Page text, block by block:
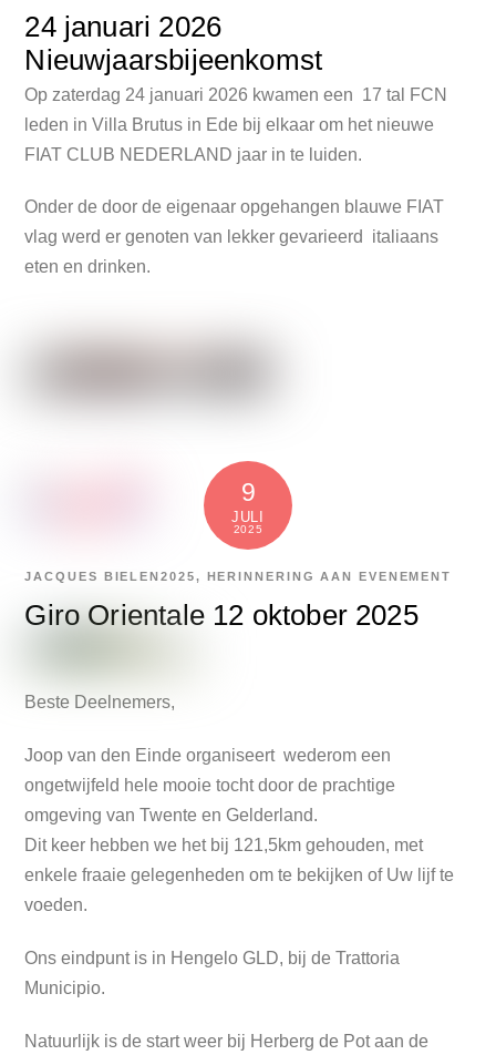
24 januari 2026
Nieuwjaarsbijeenkomst
Op zaterdag 24 januari 2026 kwamen een 17 tal FCN
leden in Villa Brutus in Ede bij elkaar om het nieuwe
FIAT CLUB NEDERLAND jaar in te luiden.
Onder de door de eigenaar opgehangen blauwe FIAT
vlag werd er genoten van lekker gevarieerd italiaans
eten en drinken.
9
JULI
2025
Giro Orientale 12 oktober 2025
JACQUES BIELEN2025, HERINNERING AAN EVENEMENT
Beste Deelnemers,
Joop van den Einde organiseert wederom een
ongetwijfeld hele mooie tocht door de prachtige
omgeving van Twente en Gelderland.
Dit keer hebben we het bij 121,5km gehouden, met
enkele fraaie gelegenheden om te bekijken of Uw lijf te
voeden.
Ons eindpunt is in Hengelo GLD, bij de Trattoria
Municipio.
Natuurlijk is de start weer bij Herberg de Pot aan de